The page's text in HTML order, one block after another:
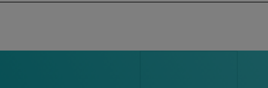
navigation
content
Nursing